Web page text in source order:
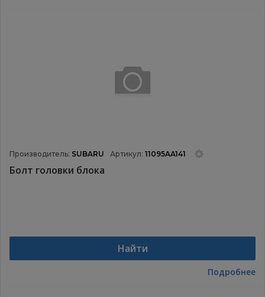
Производитель: SUBARU Артикул: 11095AA141
Болт головки блока
Найти
Подробнее